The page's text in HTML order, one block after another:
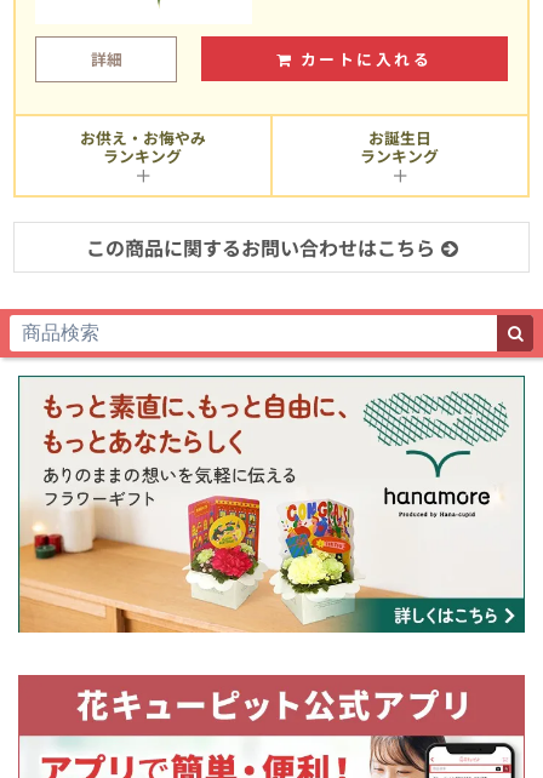
詳細 カートに入れる
お供え・お悔やみ
ランキング
お誕生日
ランキング
この商品に関するお問い合わせはこちら